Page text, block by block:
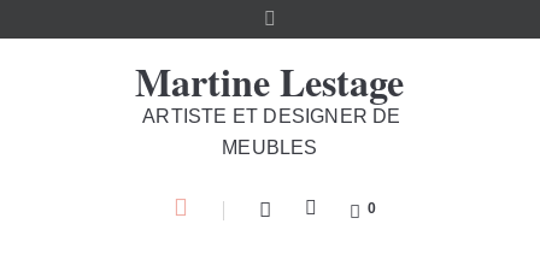
Martine Lestage
ARTISTE ET DESIGNER DE
MEUBLES
0